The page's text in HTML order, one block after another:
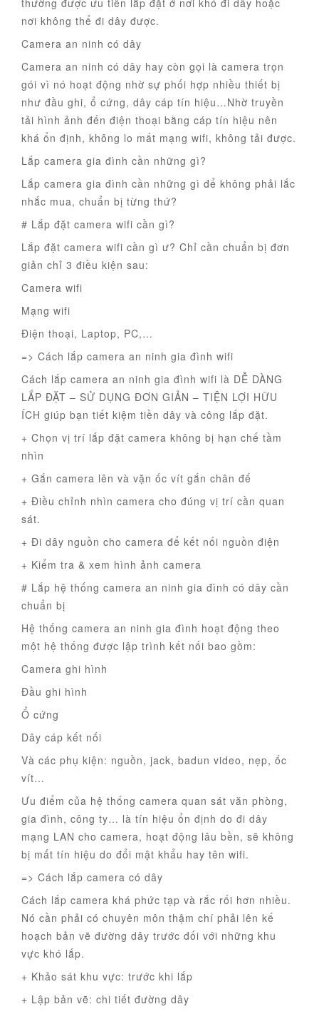
thường được ưu tiên lắp đặt ở nơi khó đi dây hoặc
nơi không thể đi dây được.
Camera an ninh có dây
Camera an ninh có dây hay còn gọi là camera trọn
gói vì nó hoạt động nhờ sự phối hợp nhiều thiết bị
như đầu ghi, ổ cứng, dây cáp tín hiệu…Nhờ truyền
tải hình ảnh đến điện thoại bằng cáp tín hiệu nên
khá ổn định, không lo mất mạng wifi, không tải được.
Lắp camera gia đình cần những gì?
Lắp camera gia đình cần những gì để không phải lắc
nhắc mua, chuẩn bị từng thứ?
# Lắp đặt camera wifi cần gì?
Lắp đặt camera wifi cần gì ư? Chỉ cần chuẩn bị đơn
giản chỉ 3 điều kiện sau:
Camera wifi
Mạng wifi
Điện thoại, Laptop, PC,…
=> Cách lắp camera an ninh gia đình wifi
Cách lắp camera an ninh gia đình wifi là DỄ DÀNG
LẮP ĐẶT – SỬ DỤNG ĐƠN GIẢN – TIỆN LỢI HỮU
ÍCH giúp bạn tiết kiệm tiền dây và công lắp đặt.
+ Chọn vị trí lắp đặt camera không bị hạn chế tầm
nhìn
+ Gắn camera lên và vặn ốc vít gắn chân đế
+ Điều chỉnh nhìn camera cho đúng vị trí cần quan
sát.
+ Đi dây nguồn cho camera để kết nối nguồn điện
+ Kiểm tra & xem hình ảnh camera
# Lắp hệ thống camera an ninh gia đình có dây cần
chuẩn bị
Hệ thống camera an ninh gia đình hoạt động theo
một hệ thống được lập trình kết nối bao gồm:
Camera ghi hình
Đầu ghi hình
Ổ cứng
Dây cáp kết nối
Và các phụ kiện: nguồn, jack, badun video, nẹp, ốc
vít…
Ưu điểm của hệ thống camera quan sát văn phòng,
gia đình, công ty… là tín hiệu ổn định do đi dây
mạng LAN cho camera, hoạt động lâu bền, sẽ không
bị mất tín hiệu do đổi mật khẩu hay tên wifi.
=> Cách lắp camera có dây
Cách lắp camera khá phức tạp và rắc rối hơn nhiều.
Nó cần phải có chuyên môn thậm chí phải lên kế
hoạch bản vẽ đường dây trước đối với những khu
vực khó lắp.
+ Khảo sát khu vực: trước khi lắp
+ Lập bản vẽ: chi tiết đường dây